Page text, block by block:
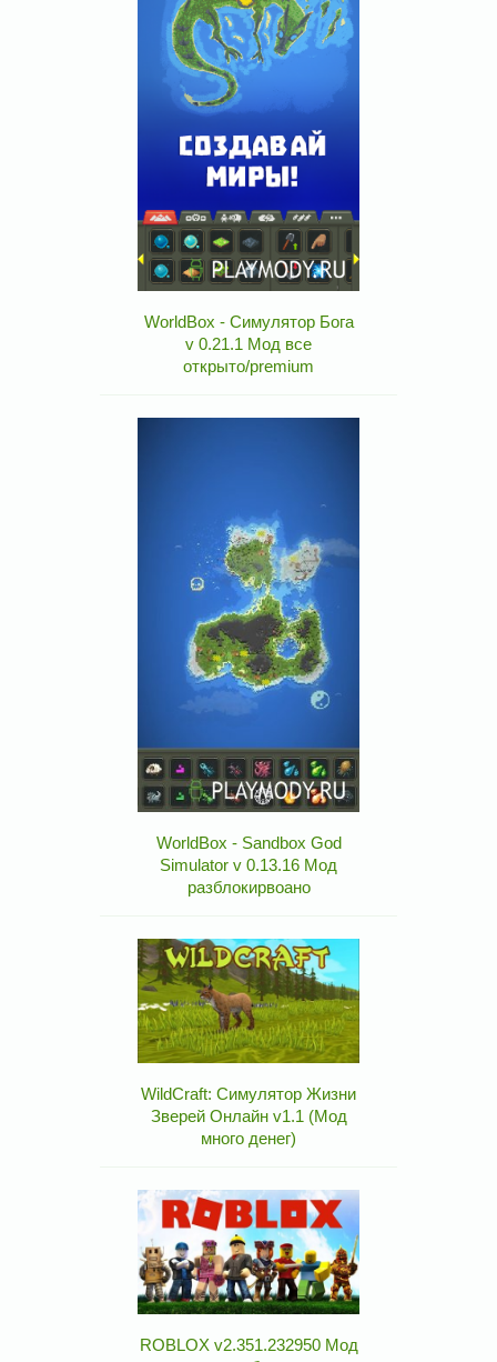
WorldBox - Симулятор Бога
v 0.21.1 Мод все
открыто/premium
WorldBox - Sandbox God
Simulator v 0.13.16 Мод
разблокирвоано
WildCraft: Симулятор Жизни
Зверей Онлайн v1.1 (Мод
много денег)
ROBLOX v2.351.232950 Мод